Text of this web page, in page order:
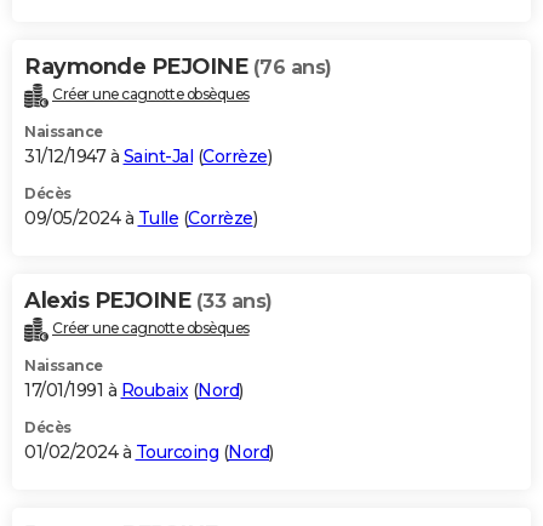
Raymonde PEJOINE (76 ans)
Créer une cagnotte obsèques
Naissance
31/12/1947 à Saint-Jal (Corrèze)
Décès
09/05/2024 à Tulle (Corrèze)
Alexis PEJOINE (33 ans)
Créer une cagnotte obsèques
Naissance
17/01/1991 à Roubaix(Nord)
Décès
01/02/2024 à Tourcoing (Nord)